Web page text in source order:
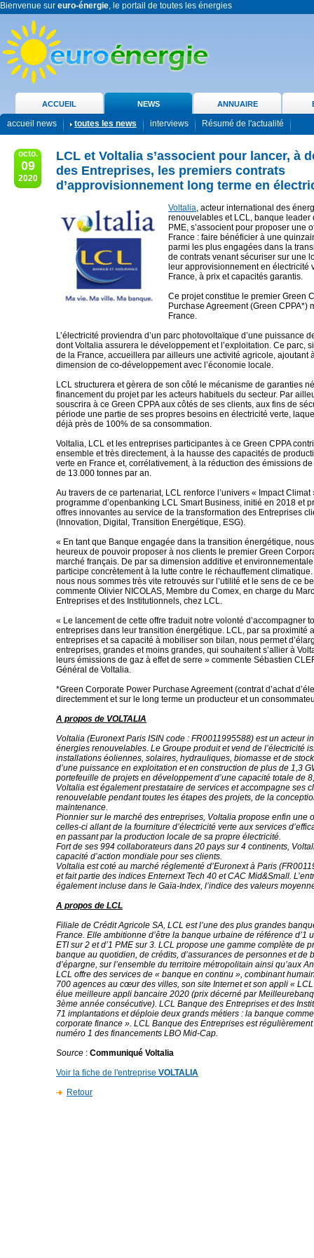
Bienvenue sur euro-énergie, le portail de toutes les énergies
ACCUEIL NEWS ANNUAIRE
accueil news toutes les news interviews Résumé de l'actualité
octo.
09
2020
LCL et Voltalia s’associent pour lancer, à
des Entreprises, les premiers contrats
d’approvisionnement long terme en
Voltalia, acteur international des
renouvelables et LCL, banque leader
PME, s’associent pour proposer une
France : faire bénéficier à une
parmi les plus engagées dans la
de contrats venant sécuriser sur une
leur approvisionnement en électricité
France, à prix et capacités garantis.
Ce projet constitue le premier Green
Purchase Agreement (Green CPPA*)
France.
L’électricité proviendra d’un parc photovoltaïque d’une puissance
dont Voltalia assurera le développement et l’exploitation. Ce parc,
de la France, accueillera par ailleurs une activité agricole, ajoutant
dimension de co-développement avec l’économie locale.
LCL structurera et gèrera de son côté le mécanisme de garanties
financement du projet par les acteurs habituels du secteur. Par
souscrira à ce Green CPPA aux côtés de ses clients, aux fins de
période une partie de ses propres besoins en électricité verte,
déjà près de 100% de sa consommation.
Voltalia, LCL et les entreprises participantes à ce Green CPPA
ensemble et très directement, à la hausse des capacités de
verte en France et, corrélativement, à la réduction des émissions
de 13.000 tonnes par an.
Au travers de ce partenariat, LCL renforce l’univers « Impact Climat
programme d’openbanking LCL Smart Business, initié en 2018 et
offres innovantes au service de la transformation des Entreprises
(Innovation, Digital, Transition Energétique, ESG).
« En tant que Banque engagée dans la transition énergétique,
heureux de pouvoir proposer à nos clients le premier Green
marché français. De par sa dimension additive et
participe concrètement à la lutte contre le réchauffement climatique.
nous nous sommes très vite retrouvés sur l’utilité et le sens de ce
commente Olivier NICOLAS, Membre du Comex, en charge du
Entreprises et des Institutionnels, chez LCL.
« Le lancement de cette offre traduit notre volonté d’accompagner
entreprises dans leur transition énergétique. LCL, par sa proximité
entreprises et sa capacité à mobiliser son bilan, nous permet
entreprises, grandes et moins grandes, qui souhaitent s’allier à
leurs émissions de gaz à effet de serre » commente Sébastien
Général de Voltalia.
*Green Corporate Power Purchase Agreement (contrat d’achat
directemment et sur le long terme un producteur et un
A propos de VOLTALIA
Voltalia (Euronext Paris ISIN code : FR0011995588) est un acteur
énergies renouvelables. Le Groupe produit et vend de l’électricité
installations éoliennes, solaires, hydrauliques, biomasse et de
d’une puissance en exploitation et en construction de plus de 1,3
portefeuille de projets en développement d’une capacité totale de
Voltalia est également prestataire de services et accompagne ses
renouvelable pendant toutes les étapes des projets, de la
maintenance.
Pionnier sur le marché des entreprises, Voltalia propose enfin une
celles-ci allant de la fourniture d’électricité verte aux services
en passant par la production locale de sa propre électricité.
Fort de ses 994 collaborateurs dans 20 pays sur 4 continents,
capacité d’action mondiale pour ses clients.
Voltalia est coté au marché réglementé d’Euronext à Paris
et fait partie des indices Enternext Tech 40 et CAC Mid&Small.
également incluse dans le Gaïa-Index, l’indice des valeurs
A propos de LCL
Filiale de Crédit Agricole SA, LCL est l’une des plus grandes
France. Elle ambitionne d’être la banque urbaine de référence d’1
ETI sur 2 et d’1 PME sur 3. LCL propose une gamme complète de
banque au quotidien, de crédits, d’assurances de personnes et de
d’épargne, sur l’ensemble du territoire métropolitain ainsi qu’aux
LCL offre des services de « banque en continu », combinant
700 agences au cœur des villes, son site Internet et son appli «
élue meilleure appli bancaire 2020 (prix décerné par
3ème année consécutive). LCL Banque des Entreprises et des
71 implantations et déploie deux grands métiers : la banque
corporate finance ». LCL Banque des Entreprises est
numéro 1 des financements LBO Mid-Cap.
Source : Communiqué Voltalia
Voir la fiche de l'entreprise VOLTALIA
Retour